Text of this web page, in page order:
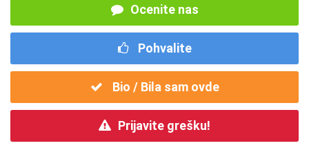
Ocenite nas
Pohvalite
Bio / Bila sam ovde
Prijavite grešku!